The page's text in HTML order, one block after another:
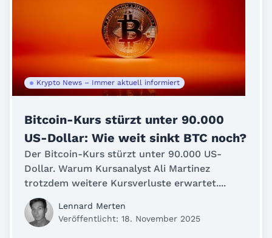
Krypto News – Immer aktuell informiert
Bitcoin-Kurs stürzt unter 90.000
US-Dollar: Wie weit sinkt BTC noch?
Der Bitcoin-Kurs stürzt unter 90.000 US-
Dollar. Warum Kursanalyst Ali Martinez
trotzdem weitere Kursverluste erwartet....
Lennard Merten
Veröffentlicht: 18. November 2025